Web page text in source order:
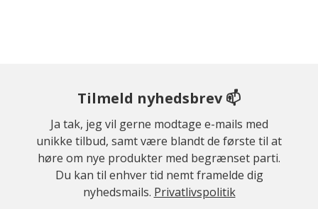
Tilmeld nyhedsbrev 📫
Ja tak, jeg vil gerne modtage e-mails med
unikke tilbud, samt være blandt de første til at
høre om nye produkter med begrænset parti.
Du kan til enhver tid nemt framelde dig
nyhedsmails. Privatlivspolitik